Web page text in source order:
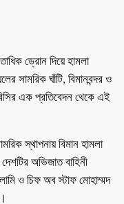
ড্রোন দিয়ে হামলা
সামরিক ঘাঁটি, বিমানবন্দর ও
এক প্রতিবেদন থেকে এই
স্থাপনায় বিমান হামলা
অভিজাত বাহিনী
ও চিফ অব স্টাফ মোহাম্মদ